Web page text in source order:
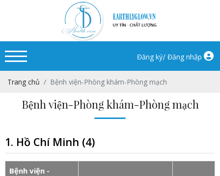
Đăng ký/ Đăng nhập
Trang chủ Bệnh viện-Phòng khám-Phòng mạch
Bệnh viện-Phòng khám-Phòng mạch
1. Hồ Chí Minh (4)
Bệnh viện -